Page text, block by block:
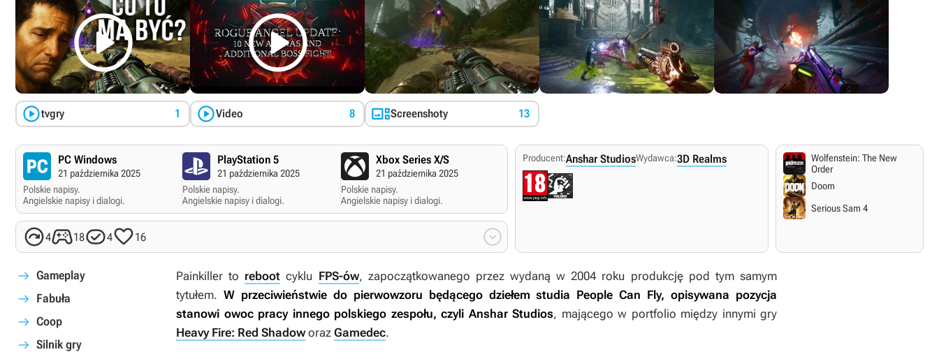

tvgry 1

Video 8 Screenshoty 13
PC Windows
21 października 2025
Polskie napisy.
Angielskie napisy i dialogi.
PlayStation 5
21 października 2025
Polskie napisy.
Angielskie napisy i dialogi.
Xbox Series X/S
21 października 2025
Polskie napisy.
Angielskie napisy i dialogi.
418416 
Producent:Anshar StudiosWydawca:3D Realms
Wolfenstein: The New
Order
Doom
Serious Sam 4
Gameplay
Fabuła
Coop
Silnik gry
Painkiller to reboot cyklu FPS-ów, zapoczątkowanego przez wydaną w 2004 roku produkcję pod tym samym
tytułem. W przeciwieństwie do pierwowzoru będącego dziełem studia People Can Fly, opisywana pozycja
stanowi owoc pracy innego polskiego zespołu, czyli Anshar Studios, mającego w portfolio między innymi gry
Heavy Fire: Red Shadoworaz Gamedec.